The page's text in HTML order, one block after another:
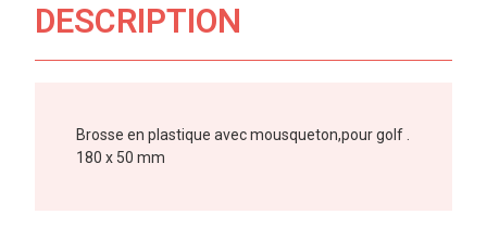
DESCRIPTION
Brosse en plastique avec mousqueton,pour golf .
180 x 50 mm